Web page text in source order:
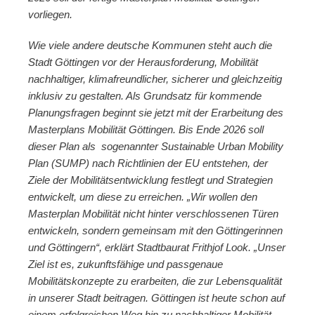
vorliegen.
Wie viele andere deutsche Kommunen steht auch die
Stadt Göttingen vor der Herausforderung, Mobilität
nachhaltiger, klimafreundlicher, sicherer und gleichzeitig
inklusiv zu gestalten. Als Grundsatz für kommende
Planungsfragen beginnt sie jetzt mit der Erarbeitung des
Masterplans Mobilität Göttingen. Bis Ende 2026 soll
dieser Plan als sogenannter Sustainable Urban Mobility
Plan (SUMP) nach Richtlinien der EU entstehen, der
Ziele der Mobilitätsentwicklung festlegt und Strategien
entwickelt, um diese zu erreichen. „Wir wollen den
Masterplan Mobilität nicht hinter verschlossenen Türen
entwickeln, sondern gemeinsam mit den Göttingerinnen
und Göttingern“, erklärt Stadtbaurat Frithjof Look. „Unser
Ziel ist es, zukunftsfähige und passgenaue
Mobilitätskonzepte zu erarbeiten, die zur Lebensqualität
in unserer Stadt beitragen. Göttingen ist heute schon auf